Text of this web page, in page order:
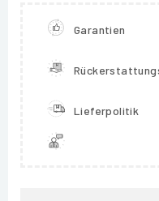
Garantien
Lieferpolitik